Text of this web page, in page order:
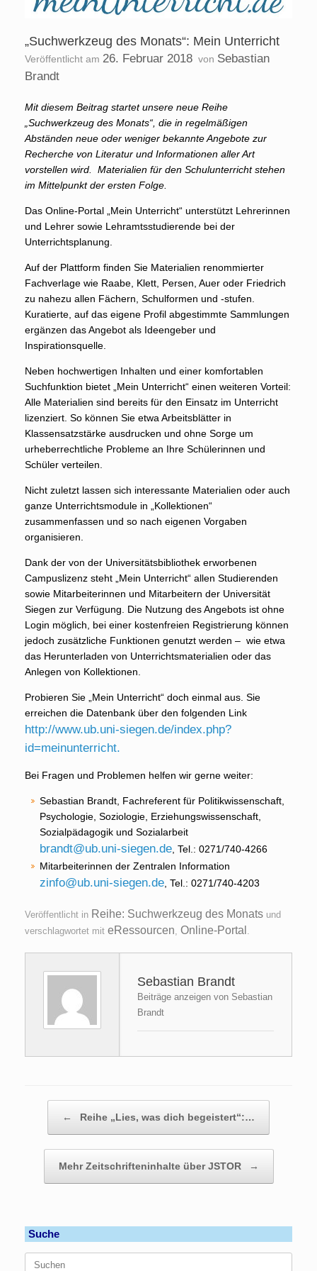
„Suchwerkzeug des Monats“: Mein Unterricht
Veröffentlicht am 26. Februar 2018 von Sebastian
Brandt
Mit diesem Beitrag startet unsere neue Reihe
„Suchwerkzeug des Monats“, die in regelmäßigen
Abständen neue oder weniger bekannte Angebote zur
Recherche von Literatur und Informationen aller Art
vorstellen wird. Materialien für den Schulunterricht stehen
im Mittelpunkt der ersten Folge.
Das Online-Portal „Mein Unterricht“ unterstützt Lehrerinnen
und Lehrer sowie Lehramtsstudierende bei der
Unterrichtsplanung.
Auf der Plattform finden Sie Materialien renommierter
Fachverlage wie Raabe, Klett, Persen, Auer oder Friedrich
zu nahezu allen Fächern, Schulformen und -stufen.
Kuratierte, auf das eigene Profil abgestimmte Sammlungen
ergänzen das Angebot als Ideengeber und
Inspirationsquelle.
Neben hochwertigen Inhalten und einer komfortablen
Suchfunktion bietet „Mein Unterricht“ einen weiteren Vorteil:
Alle Materialien sind bereits für den Einsatz im Unterricht
lizenziert. So können Sie etwa Arbeitsblätter in
Klassensatzstärke ausdrucken und ohne Sorge um
urheberrechtliche Probleme an Ihre Schülerinnen und
Schüler verteilen.
Nicht zuletzt lassen sich interessante Materialien oder auch
ganze Unterrichtsmodule in „Kollektionen“
zusammenfassen und so nach eigenen Vorgaben
organisieren.
Dank der von der Universitätsbibliothek erworbenen
Campuslizenz steht „Mein Unterricht“ allen Studierenden
sowie Mitarbeiterinnen und Mitarbeitern der Universität
Siegen zur Verfügung. Die Nutzung des Angebots ist ohne
Login möglich, bei einer kostenfreien Registrierung können
jedoch zusätzliche Funktionen genutzt werden – wie etwa
das Herunterladen von Unterrichtsmaterialien oder das
Anlegen von Kollektionen.
Probieren Sie „Mein Unterricht“ doch einmal aus. Sie
erreichen die Datenbank über den folgenden Link
http://www.ub.uni-siegen.de/index.php?
id=meinunterricht.
Bei Fragen und Problemen helfen wir gerne weiter:
Sebastian Brandt, Fachreferent für Politikwissenschaft,
Psychologie, Soziologie, Erziehungswissenschaft,
Sozialpädagogik und Sozialarbeit
brandt@ub.uni-siegen.de , Tel.: 0271/740-4266
Mitarbeiterinnen der Zentralen Information
zinfo@ub.uni-siegen.de , Tel.: 0271/740-4203
Veröffentlicht in Reihe: Suchwerkzeug des Monats und
verschlagwortet mit eRessourcen, Online-Portal .
Sebastian Brandt
Beiträge anzeigen von Sebastian
Brandt
← Reihe „Lies, was dich begeistert“:…
Mehr Zeitschrifteninhalte über JSTOR →
Suche